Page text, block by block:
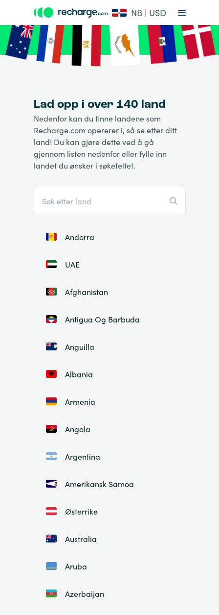
NB | USD
Lad opp i over 140 land
Nedenfor kan du finne landene som
Recharge.com opererer i, så se etter ditt
land! Du kan gjøre dette ved å gå
gjennom listen nedenfor eller fylle inn
landet du ønsker i søkefeltet.
Andorra
UAE
Afghanistan
Antigua Og Barbuda
Anguilla
Albania
Armenia
Angola
Argentina
Amerikansk Samoa
Østerrike
Australia
Aruba
Azerbaijan